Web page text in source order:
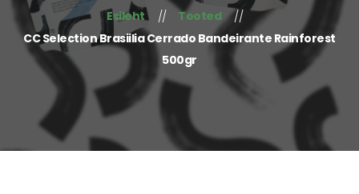
Esileht
Tooted
CC Selection Brasiilia Cerrado Bandeirante Rainforest
500gr